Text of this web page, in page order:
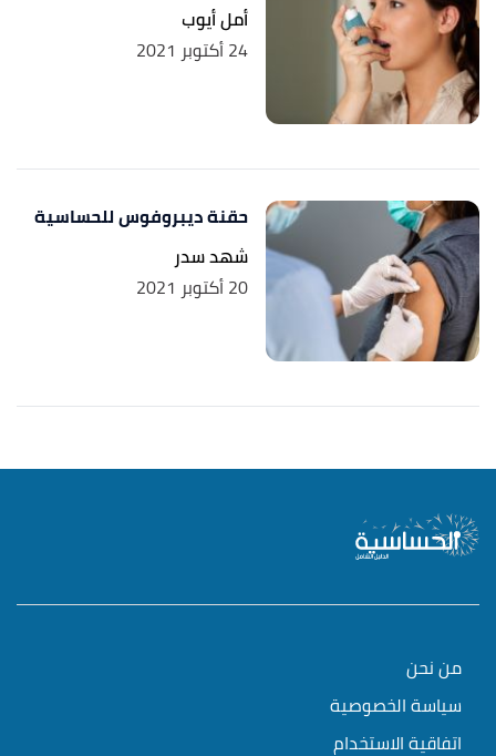
أمل أيوب
24 أكتوبر 2021
حقنة ديبروفوس للحساسية
شهد سدر
20 أكتوبر 2021
من نحن
سياسة الخصوصية
اتفاقية الاستخدام